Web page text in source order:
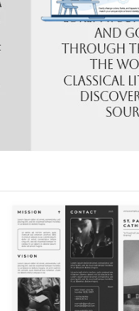
Alles anpassen
Ändern Sie ganz einfach
Schriftarten und Layouts
Ihrem Stil oder Ihrer